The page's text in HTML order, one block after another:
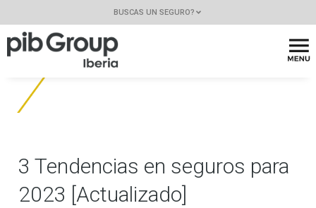
BUSCAS UN SEGURO?
3 Tendencias en seguros para
2023 [Actualizado]